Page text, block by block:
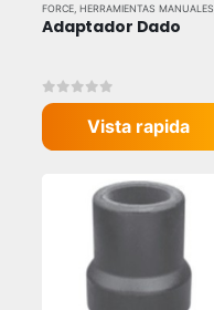
FORCE, HERRAMIENTAS MANUALES
Adaptador Dado
0out of 5
Vista rapida